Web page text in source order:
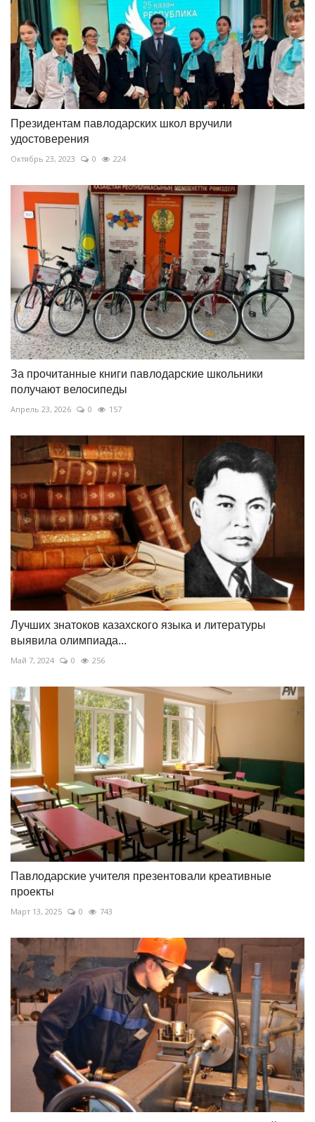
Президентам павлодарских школ вручили
удостоверения
Октябрь 23, 2023 0 224
За прочитанные книги павлодарские школьники
получают велосипеды
Апрель 23, 2026 0 157
Лучших знатоков казахского языка и литературы
выявила олимпиада...
Май 7, 2024 0 256
Павлодарские учителя презентовали креативные
проекты
Март 13, 2025 0 743